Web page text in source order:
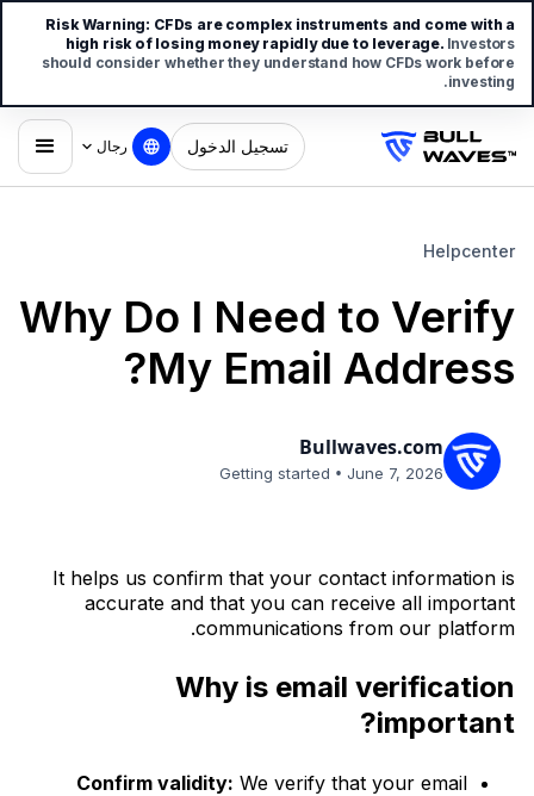
تسجيل الدخول رجال
Helpcenter
Why Do I Need to Verify
My Email Address?
Bullwaves.com
June 7, 2026
•
Getting started
It helps us confirm that your contact information is
accurate and that you can receive all important
communications from our platform.
Why is email verification
important?
Confirm validity: We verify that your email
Risk Warning: CFDs are complex instruments and come with a
high risk of losing money rapidly due to leverage. Investors
should consider whether they understand how CFDs work before
investing.